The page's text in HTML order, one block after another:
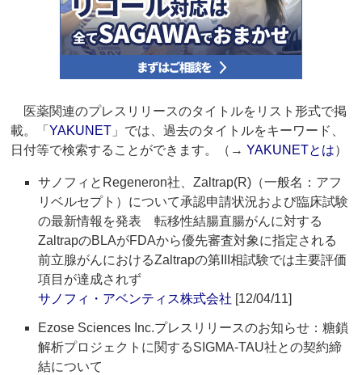
医薬関連のプレスリリースのタイトルをリスト形式で掲
載。「YAKUNET 」では、過去のタイトルをキーワード、
日付等で検索することができます。（→YAKUNETとは）
サノフィとRegeneron社、Zaltrap(R)（一般名：アフ
リベルセプト）について承認申請状況および臨床試験
の最新情報を発表 転移性結腸直腸がんに対する
ZaltrapのBLAがFDAから優先審査対象に指定される
前立腺がんにおけるZaltrapの第III相試験では主要評価
項目が達成されず
サノフィ・アベンティス株式会社 [12/04/11]
Ezose Sciences Inc.プレスリリースのお知らせ：糖鎖
解析プロジェクトに関するSIGMA-TAU社との契約締
結について